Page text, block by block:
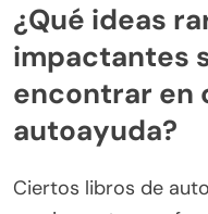
¿Qué ideas
impactantes
encontrar en
autoayuda?
Ciertos libros de